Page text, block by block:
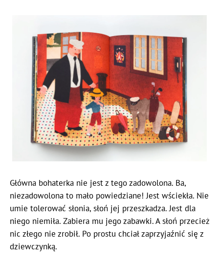
Główna bohaterka nie jest z tego zadowolona. Ba,
niezadowolona to mało powiedziane! Jest wściekła. Nie
umie tolerować słonia, słoń jej przeszkadza. Jest dla
niego niemiła. Zabiera mu jego zabawki. A słoń przecież
nic złego nie zrobił. Po prostu chciał zaprzyjaźnić się z
dziewczynką.